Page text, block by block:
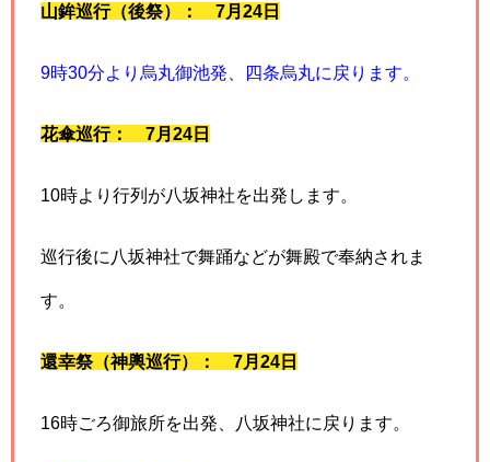
山鉾巡行（後祭）： 7月24日
9時30分より烏丸御池発、四条烏丸に戻ります。
花傘巡行： 7月24日
10時より行列が八坂神社を出発します。
巡行後に八坂神社で舞踊などが舞殿で奉納されま
す。
還幸祭（神輿巡行）： 7月24日
16時ごろ御旅所を出発、八坂神社に戻ります。